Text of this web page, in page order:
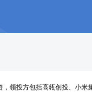
领投方包括高瓴创投、小